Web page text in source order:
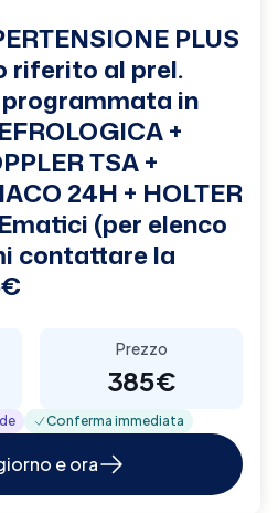
PLUS
riferito al prel.
in
+
TSA +
24H + HOLTER
(per elenco
contattare la
Prezzo
385€
Conferma immediata
e ora